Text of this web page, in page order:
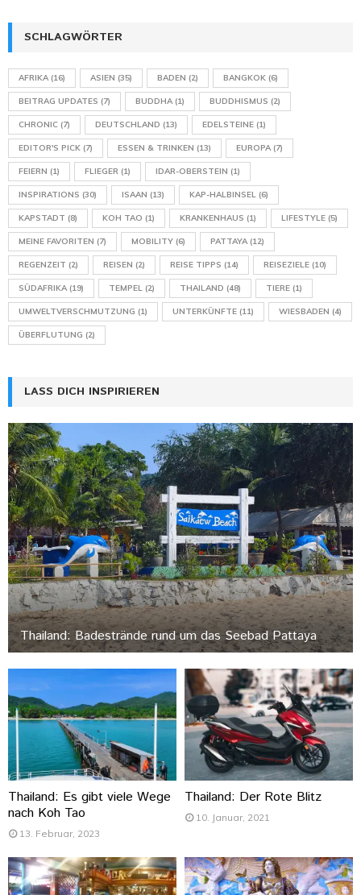
SCHLAGWÖRTER
AFRIKA(16) ASIEN (35) BADEN (2) BANGKOK (6)
BEITRAG UPDATES (7) BUDDHA(1) BUDDHISMUS (2)
CHRONIC (7) DEUTSCHLAND (13) EDELSTEINE (1)
EDITOR'S PICK (7) ESSEN & TRINKEN (13) EUROPA(7)
FEIERN (1) FLIEGER (1) IDAR-OBERSTEIN (1)
INSPIRATIONS (30) ISAAN (13) KAP-HALBINSEL (6)
KAPSTADT (8) KOH TAO (1) KRANKENHAUS (1) LIFESTYLE (5)
MEINE FAVORITEN (7) MOBILITY (6) PATTAYA(12)
REGENZEIT (2) REISEN (2) REISE TIPPS (14) REISEZIELE (10)
SÜDAFRIKA(19) TEMPEL (2) THAILAND (48) TIERE (1)
UMWELTVERSCHMUTZUNG (1) UNTERKÜNFTE (11) WIESBADEN (4)
ÜBERFLUTUNG (2)
LASS DICH INSPIRIEREN
Thailand: Badestrände rund um das Seebad Pattaya
Thailand: Es gibt viele Wege
nach Koh Tao
13. Februar, 2023
Thailand: Der Rote Blitz
10. Januar, 2021